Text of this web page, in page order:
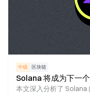
中级 区块链
Solana 将成为下一
本文深入分析了 Solana